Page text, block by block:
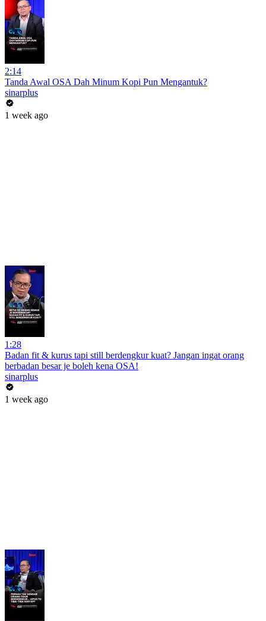
2:14
Tanda Awal OSA Dah Minum Kopi Pun Mengantuk?
sinarplus
1 week ago
1:28
Badan fit & kurus tapi still berdengkur kuat? Jangan ingat orang
berbadan besar je boleh kena OSA!
sinarplus
1 week ago